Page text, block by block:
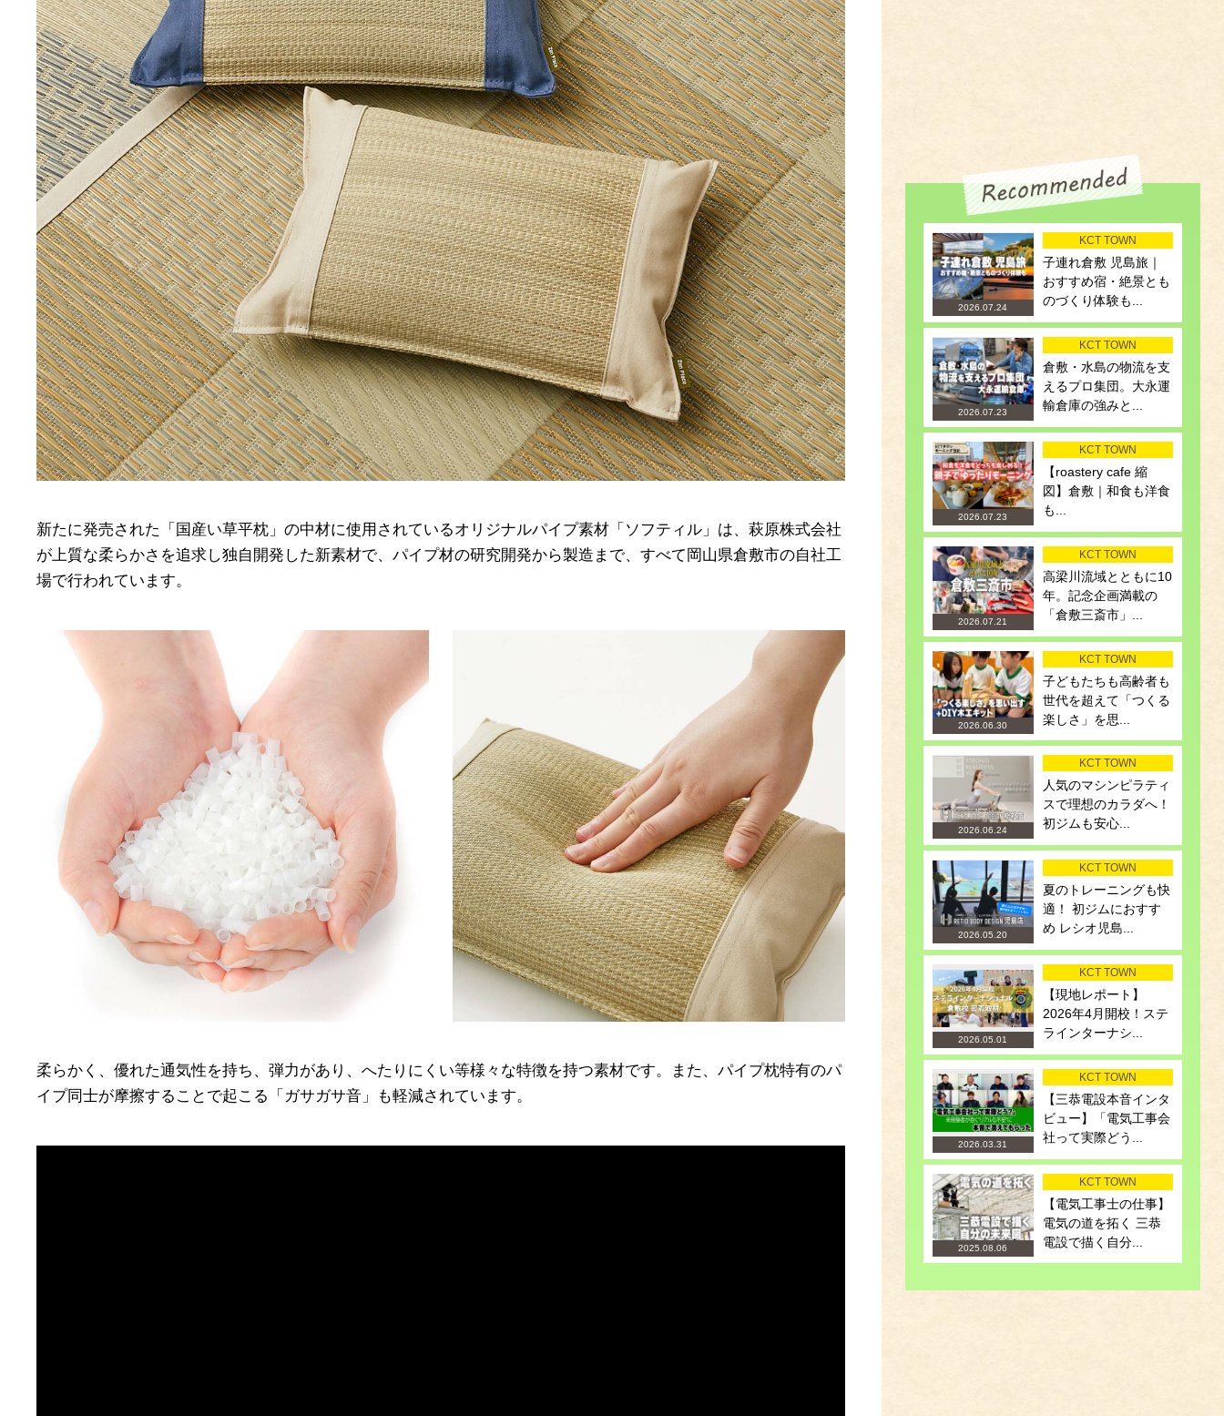
新たに発売された「国産い草平枕」の中材に使用されているオリジナルパイプ素材「ソフティル」は、萩原株式会社
が上質な柔らかさを追求し独自開発した新素材で、パイプ材の研究開発から製造まで、すべて岡山県倉敷市の自社工
場で行われています。
柔らかく、優れた通気性を持ち、弾力があり、へたりにくい等様々な特徴を持つ素材です。また、パイプ枕特有のパ
イプ同士が摩擦することで起こる「ガサガサ音」も軽減されています。
2026.07.24
KCT TOWN
子連れ倉敷 児島旅｜
おすすめ宿・絶景とも
のづくり体験も...
2026.07.23
KCT TOWN
倉敷・水島の物流を支
えるプロ集団。大永運
輸倉庫の強みと...
2026.07.23
KCT TOWN
【roastery cafe 縮
図】倉敷｜和食も洋食
も...
2026.07.21
KCT TOWN
高梁川流域とともに10
年。記念企画満載の
「倉敷三斎市」...
2026.06.30
KCT TOWN
子どもたちも高齢者も
世代を超えて「つくる
楽しさ」を思...
2026.06.24
KCT TOWN
人気のマシンピラティ
スで理想のカラダへ！
初ジムも安心...
2026.05.20
KCT TOWN
夏のトレーニングも快
適！ 初ジムにおすす
め レシオ児島...
2026.05.01
KCT TOWN
【現地レポート】
2026年4月開校！ステ
ラインターナシ...
2026.03.31
KCT TOWN
【三恭電設本音インタ
ビュー】「電気工事会
社って実際どう...
2025.08.06
KCT TOWN
【電気工事士の仕事】
電気の道を拓く 三恭
電設で描く自分...